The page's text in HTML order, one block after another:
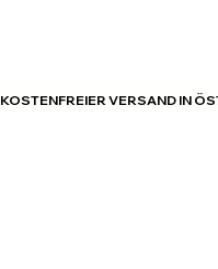
KOSTENFREIER VERSAND IN